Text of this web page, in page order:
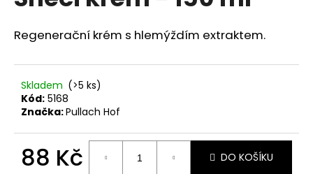
z
5
Regenerační krém s hlemýždím extraktem.
Skladem (>5 ks)
Kód: 5168
Značka:Pullach Hof
88 Kč DO KOŠÍKU
j
t
?
HLEDAT